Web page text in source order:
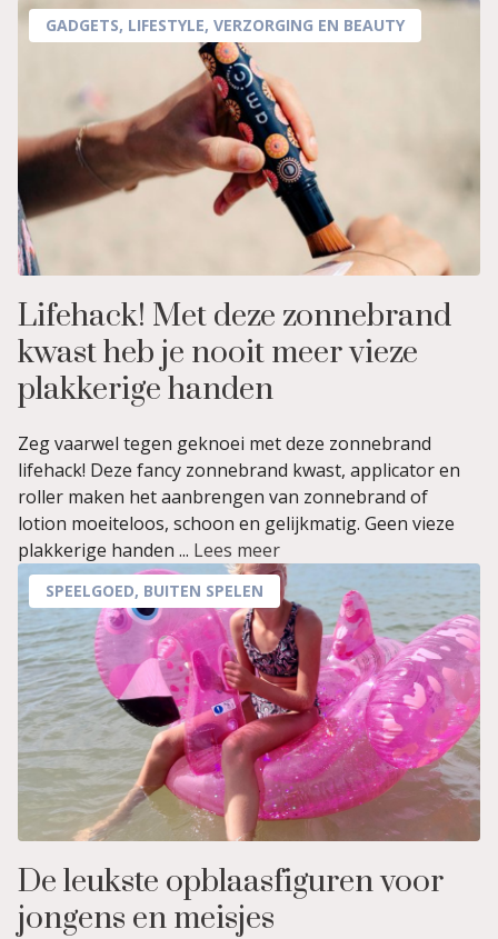
GADGETS, LIFESTYLE, VERZORGING EN BEAUTY
Lifehack! Met deze zonnebrand
kwast heb je nooit meer vieze
plakkerige handen
Zeg vaarwel tegen geknoei met deze zonnebrand
lifehack! Deze fancy zonnebrand kwast, applicator en
roller maken het aanbrengen van zonnebrand of
lotion moeiteloos, schoon en gelijkmatig. Geen vieze
plakkerige handen ... Lees meer
SPEELGOED, BUITEN SPELEN
De leukste opblaasfiguren voor
jongens en meisjes